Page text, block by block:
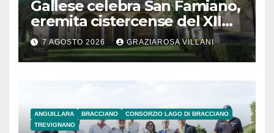
Gallese celebra San Famiano,
eremita cistercense del XII
secolo
7 AGOSTO 2026 GRAZIAROSA VILLANI
ANGUILLARA BRACCIANO
CONSORZIO LAGO DI BRACCIANO
TREVIGNANO